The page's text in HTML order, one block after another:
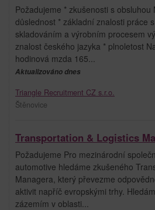
Požadujeme * zkušenosti s obsluhou
důslednost * základní znalosti práce
skladováním a výrobním procesem
znalost českého jazyka * plnoletost
hodinová mzda 165...
Aktualizováno dnes
Triangle Recruitment CZ s.r.o.
Štěnovice
Transportation & Logistics
Požadujeme Pro mezinárodní
automotive hledáme zkušeného
Managera, který převezme
aktivit napříč evropskými trhy.
zázemím v oblasti...